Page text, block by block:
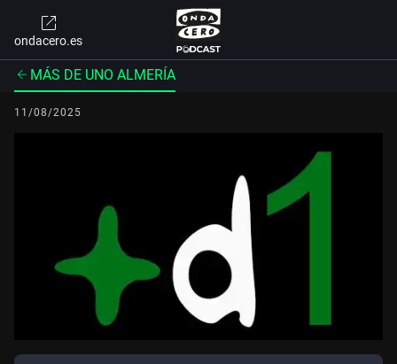
ondacero.es
MÁS DE UNO ALMERÍA
11/08/2025